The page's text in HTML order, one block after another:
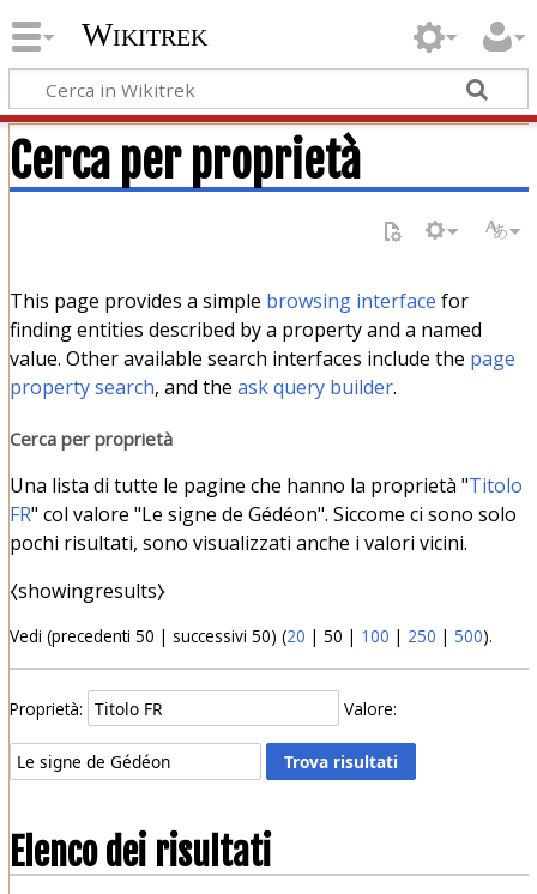
Wikitrek
Cerca per proprietà
This page provides a simple browsing interface for
finding entities described by a property and a named
value. Other available search interfaces include the page
property search, and the ask query builder.
Cerca per proprietà
Una lista di tutte le pagine che hanno la proprietà "Titolo
FR" col valore "Le signe de Gédéon". Siccome ci sono solo
pochi risultati, sono visualizzati anche i valori vicini.
⧼showingresults⧽
Vedi (precedenti 50 | successivi 50) (20 | 50 | 100 | 250 | 500).
Proprietà: Valore:
Elenco dei risultati